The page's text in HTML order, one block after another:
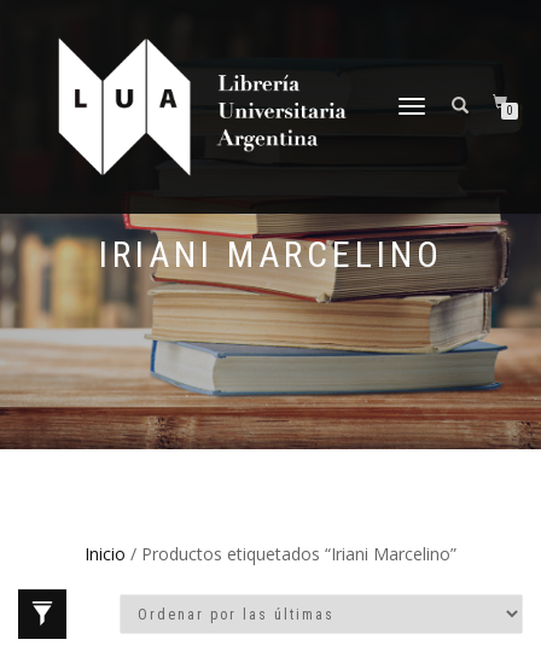
NAVEGACIÓN
0
IRIANI MARCELINO
Inicio / Productos etiquetados “Iriani Marcelino”